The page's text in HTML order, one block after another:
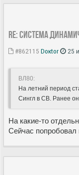
Re: Система
#862115 Doкtor 25
ВЛ80:
На летний период
Сингл в СВ. Ранее
На какие-то
Сейчас попробовал